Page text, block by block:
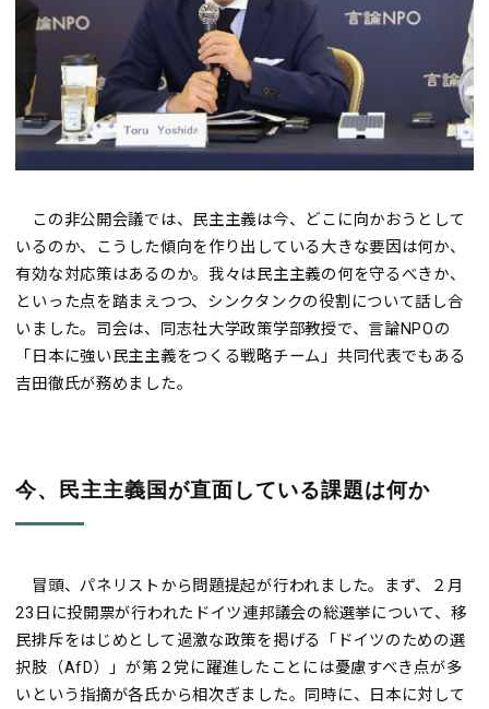
この非公開会議では、民主主義は今、どこに向かおうとして
いるのか、こうした傾向を作り出している大きな要因は何か、
有効な対応策はあるのか。我々は民主主義の何を守るべきか、
といった点を踏まえつつ、シンクタンクの役割について話し合
いました。司会は、同志社大学政策学部教授で、言論NPOの
「日本に強い民主主義をつくる戦略チーム」共同代表でもある
吉田徹氏が務めました。
今、民主主義国が直面している課題は何か
冒頭、パネリストから問題提起が行われました。まず、２月
23日に投開票が行われたドイツ連邦議会の総選挙について、移
民排斥をはじめとして過激な政策を掲げる「ドイツのための選
択肢（AfD）」が第２党に躍進したことには憂慮すべき点が多
いという指摘が各氏から相次ぎました。同時に、日本に対して